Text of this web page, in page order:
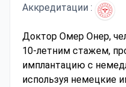
Аккредитации :
Доктор Омер Онер,
10-летним стажем,
имплантацию с
используя немецкие